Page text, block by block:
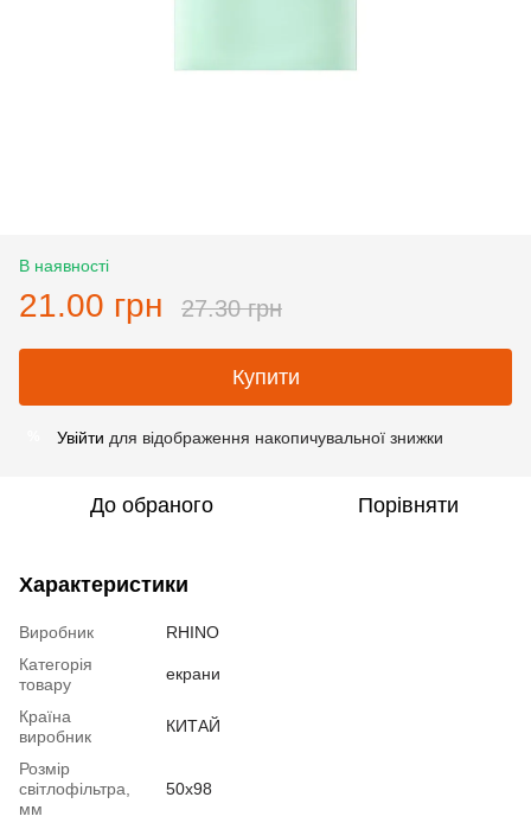
В наявності
21.00 грн 27.30 грн
Купити
Увійти для відображення накопичувальної знижки
До обраного Порівняти
Характеристики
Виробник
RHINO
Категорія
товару
екрани
Країна
виробник
КИТАЙ
Розмір
світлофільтра,
мм
50х98